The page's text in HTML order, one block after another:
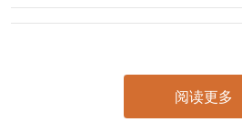
阅读更多